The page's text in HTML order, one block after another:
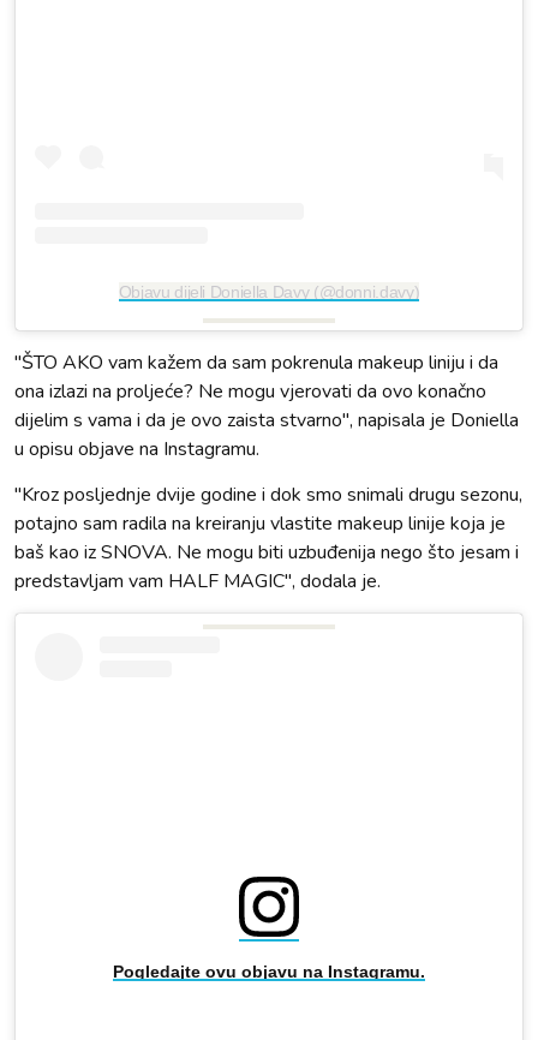
Objavu dijeli Doniella Davy (@donni.davy)
"ŠTO AKO vam kažem da sam pokrenula makeup liniju i da
ona izlazi na proljeće? Ne mogu vjerovati da ovo konačno
dijelim s vama i da je ovo zaista stvarno", napisala je Doniella
u opisu objave na Instagramu.
"Kroz posljednje dvije godine i dok smo snimali drugu sezonu,
potajno sam radila na kreiranju vlastite makeup linije koja je
baš kao iz SNOVA. Ne mogu biti uzbuđenija nego što jesam i
predstavljam vam HALF MAGIC", dodala je.
Pogledajte ovu objavu na Instagramu.